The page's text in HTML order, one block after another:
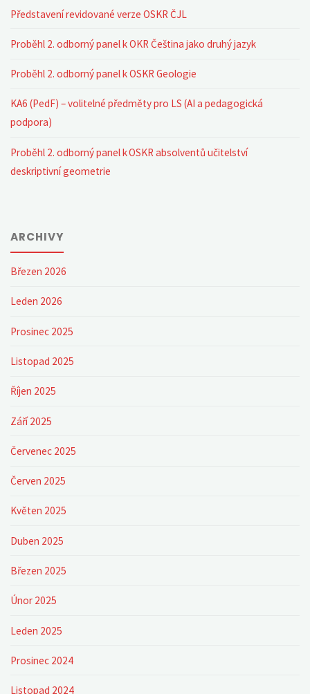
Představení revidované verze OSKR ČJL
Proběhl 2. odborný panel k OKR Čeština jako druhý jazyk
Proběhl 2. odborný panel k OSKR Geologie
KA6 (PedF) – volitelné předměty pro LS (AI a pedagogická
podpora)
Proběhl 2. odborný panel k OSKR absolventů učitelství
deskriptivní geometrie
ARCHIVY
Březen 2026
Leden 2026
Prosinec 2025
Listopad 2025
Říjen 2025
Září 2025
Červenec 2025
Červen 2025
Květen 2025
Duben 2025
Březen 2025
Únor 2025
Leden 2025
Prosinec 2024
Listopad 2024